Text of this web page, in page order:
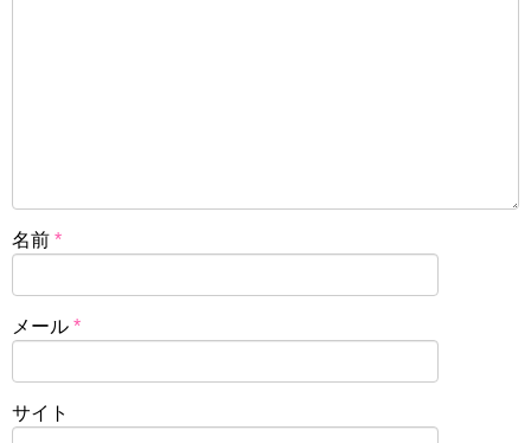
名前 *
メール *
サイト